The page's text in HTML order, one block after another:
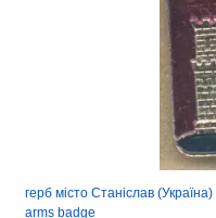
герб місто Станіслав
arms badge